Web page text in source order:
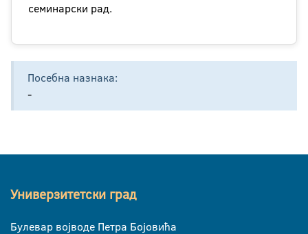
семинарски рад.
Посебна назнака:
-
Универзитетски град
Булевар војводе Петра Бојовића